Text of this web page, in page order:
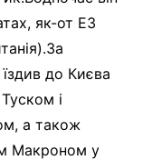
як-от Е3
до Києва
і
а також
Макроном у